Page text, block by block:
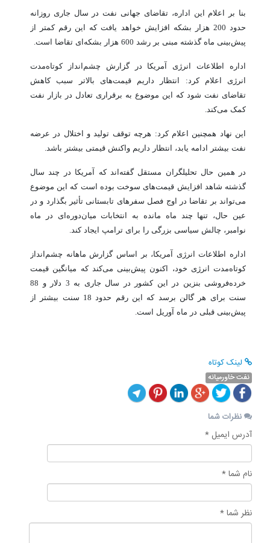
بنا بر اعلام این اداره، تقاضای جهانی نفت در سال جاری روزانه
حدود 200 هزار بشکه افزایش خواهد یافت که این رقم کمتر از
پیش‌بینی ماه گذشته مبنی بر رشد 600 هزار بشکه‌ای تقاضا است.
اداره اطلاعات انرژی آمریکا در گزارش چشم‌انداز کوتاه‌مدت
انرژی اعلام کرد: انتظار داریم قیمت‌های بالاتر سبب کاهش
تقاضای نفت شود که این موضوع به برقراری تعادل در بازار نفت
کمک می‌کند.
این نهاد همچنین اعلام کرد: هرچه توقف تولید و اختلال در عرضه
نفت بیشتر ادامه یابد، انتظار داریم واکنش قیمتی بیشتر باشد.
در همین حال تحلیلگران مستقل گفته‌اند که آمریکا در چند سال
گذشته شاهد افزایش قیمت‌های سوخت بوده است که این موضوع
می‌تواند بر تقاضا در اوج فصل سفرهای تابستانی تأثیر بگذارد و در
عین حال، تنها چند ماه مانده به انتخابات میان‌دوره‌ای در ماه
نوامبر، چالش سیاسی بزرگی را برای ترامپ ایجاد کند.
اداره اطلاعات انرژی آمریکا، بر اساس گزارش ماهانه چشم‌انداز
کوتاه‌مدت انرژی خود، اکنون پیش‌بینی می‌کند که میانگین قیمت
خرده‌فروشی بنزین در این کشور در سال جاری به ​​3 دلار و 88
سنت برای هر گالن برسد که این رقم حدود 18 سنت بیشتر از
پیش‌بینی قبلی در ماه آوریل است.
لینک کوتاه
نفت خاورمیانه
نظرات شما
آدرس ایمیل *
نام شما *
نظر شما *